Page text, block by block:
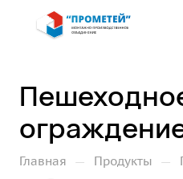
Главная — Продукты —